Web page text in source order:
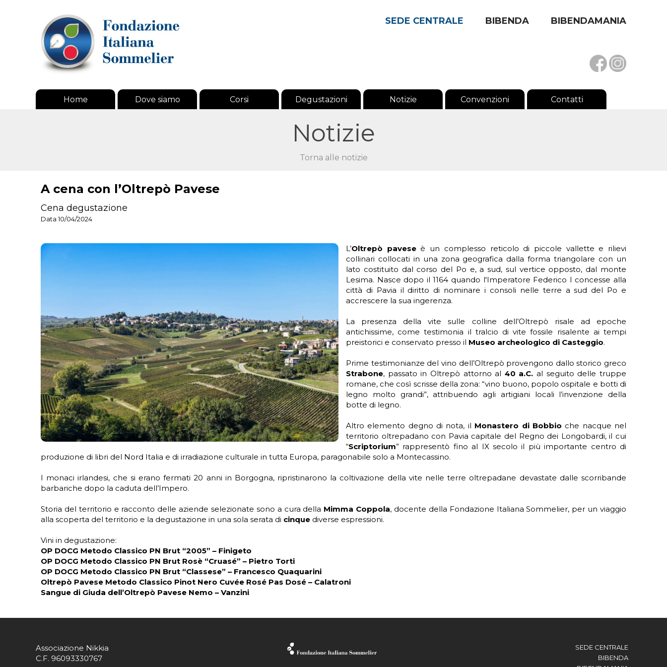
Home Dove siamo Corsi Degustazioni Notizie Convenzioni Contatti
SEDE CENTRALE BIBENDA BIBENDAMANIA
Notizie
Torna alle notizie
A cena con l’Oltrepò Pavese
Cena degustazione
Data 10/04/2024
L’Oltrepò paveseè un complesso reticolo di piccole vallette e rilievi
collinari collocati in una zona geografica dalla forma triangolare con un
lato costituito dal corso del Po e, a sud, sul vertice opposto, dal monte
Lesima. Nasce dopo il 1164 quando l'Imperatore Federico I concesse alla
città di Pavia il diritto di nominare i consoli nelle terre a sud del Po e
accrescere la sua ingerenza.
La presenza della vite sulle colline dell’Oltrepò risale ad epoche
antichissime, come testimonia il tralcio di vite fossile risalente ai tempi
preistorici e conservato presso il Museo archeologico di Casteggio.
Prime testimonianze del vino dell’Oltrepò provengono dallo storico greco
Strabone, passato in Oltrepò attorno al 40 a.C. al seguito delle truppe
romane, che così scrisse della zona: “vino buono, popolo ospitale e botti di
legno molto grandi”, attribuendo agli artigiani locali l’invenzione della
botte di legno.
Altro elemento degno di nota, il Monastero di Bobbio che nacque nel
territorio oltrepadano con Pavia capitale del Regno dei Longobardi, il cui
“Scriptorium” rappresentò fino al IX secolo il più importante centro di
produzione di libri del Nord Italia e di irradiazione culturale in tutta Europa, paragonabile solo a Montecassino.
I monaci irlandesi, che si erano fermati 20 anni in Borgogna, ripristinarono la coltivazione della vite nelle terre oltrepadane devastate dalle scorribande
barbariche dopo la caduta dell’Impero.
Storia del territorio e racconto delle aziende selezionate sono a cura della Mimma Coppola, docente della Fondazione Italiana Sommelier, per un viaggio
alla scoperta del territorio e la degustazione in una sola serata di cinque diverse espressioni.
Vini in degustazione:
OP DOCG Metodo Classico PN Brut “2005” – Finigeto
OP DOCG Metodo Classico PN Brut Rosè “Cruasé” – Pietro Torti
OP DOCG Metodo Classico PN Brut “Classese” – Francesco Quaquarini
Oltrepò Pavese Metodo Classico Pinot Nero Cuvée Rosé Pas Dosé – Calatroni
Sangue di Giuda dell’Oltrepò Pavese Nemo – Vanzini
Associazione Nikkia
C.F. 96093330767
SEDE CENTRALE
BIBENDA